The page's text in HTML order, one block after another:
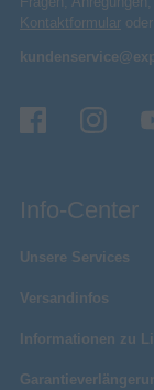
Kontaktformular
Info-Center
Unsere Services
Versandinfos
Informationen zu